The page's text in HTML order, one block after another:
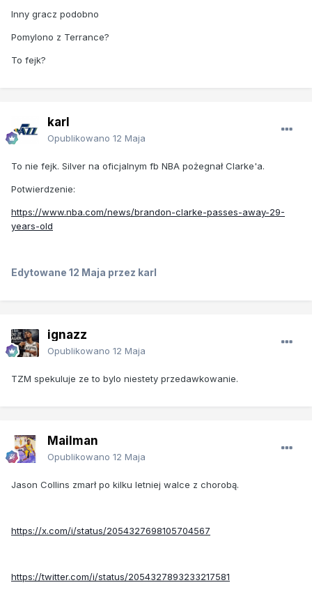
Inny gracz podobno
Pomylono z Terrance?
To fejk?
karl
Opublikowano 12 Maja
To nie fejk. Silver na oficjalnym fb NBA pożegnał Clarke'a.
Potwierdzenie:
https://www.nba.com/news/brandon-clarke-passes-away-29-
years-old
Edytowane 12 Maja przez karl
ignazz
Opublikowano 12 Maja
TZM spekuluje ze to bylo niestety przedawkowanie.
Mailman
Opublikowano 12 Maja
Jason Collins zmarł po kilku letniej walce z chorobą.
https://x.com/i/status/2054327698105704567
https://twitter.com/i/status/2054327893233217581